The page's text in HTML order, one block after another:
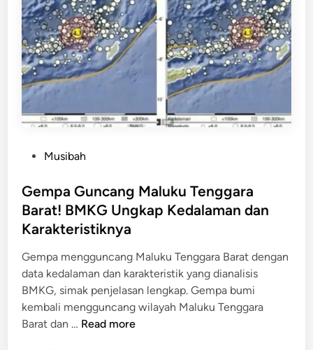
b
a
r
,
B
M
G
t
i
n
T
a
k
t
u
t
u
p
3
K
a
n
u
p
s
i
s
t
e
i
n
Musibah
Gempa Guncang Maluku Tenggara
Barat! BMKG Ungkap Kedalaman dan
Karakteristiknya
Gempa mengguncang Maluku Tenggara Barat dengan
data kedalaman dan karakteristik yang dianalisis
BMKG, simak penjelasan lengkap. Gempa bumi
kembali mengguncang wilayah Maluku Tenggara
Barat dan … G
Read more